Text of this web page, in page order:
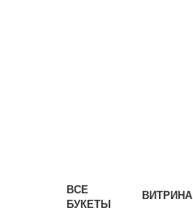
ВСЕ
БУКЕТЫ
ВИТРИНА